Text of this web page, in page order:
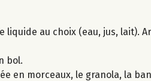
au choix (eau, jus, lait).
bol.
en morceaux, le granola, la